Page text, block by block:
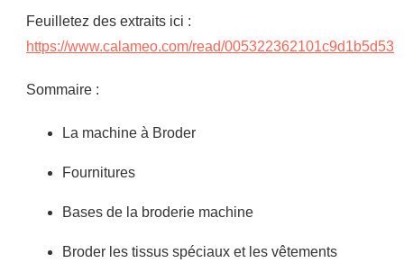
Feuilletez des extraits ici :
https://www.calameo.com/read/005322362101c9d1b5d53
Sommaire :
La machine à Broder
Fournitures
Bases de la broderie machine
Broder les tissus spéciaux et les vêtements